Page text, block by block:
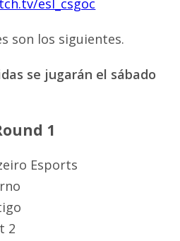
esl_csgoc
son los siguientes.
se jugarán el sábado
1
Esports
2